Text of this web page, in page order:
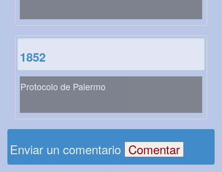
1852
Protocolo de Palermo
Enviar un comentario